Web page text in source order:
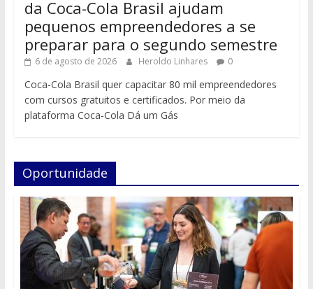
da Coca-Cola Brasil ajudam
pequenos empreendedores a se
preparar para o segundo semestre
6 de agosto de 2026 Heroldo Linhares 0
Coca-Cola Brasil quer capacitar 80 mil empreendedores
com cursos gratuitos e certificados. Por meio da
plataforma Coca-Cola Dá um Gás
Oportunidade